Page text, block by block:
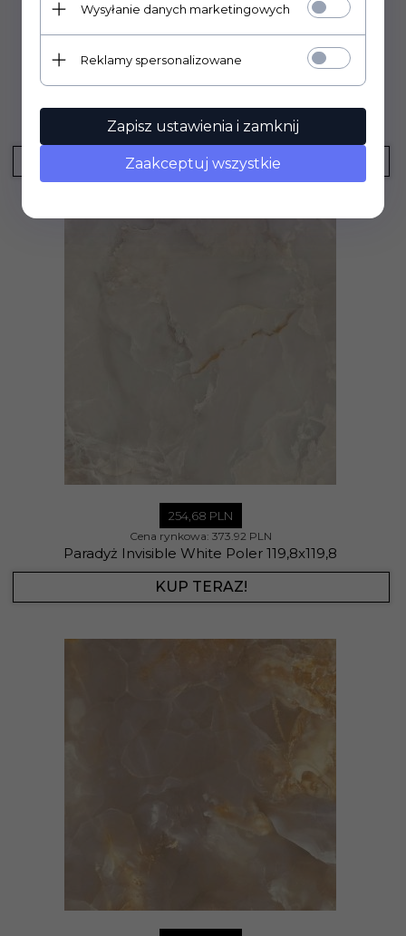
226,74PLN
Cena rynkowa:333.33 PLN
Paradyż Invisible White Mat 119,8x119,8
KUP TERAZ!
254, 68 PLN
Cena rynkowa: 373.92 PLN
Paradyż Invisible White Poler 119,8x119,8
KUP TERAZ!
Wysyłanie danych marketingowych
Reklamy spersonalizowane
Zapisz ustawienia i zamknij
Zaakceptuj wszystkie